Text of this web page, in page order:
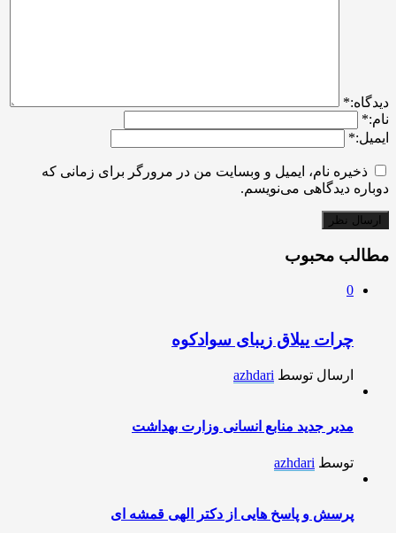
ديدگاه:*
نام:*
ایمیل:*
ذخیره نام، ایمیل و وبسایت من در مرورگر برای زمانی که
دوباره دیدگاهی می‌نویسم.
مطالب محبوب
0
چرات ییلاق زیبای سوادکوه
ارسال توسط azhdari
مدیر جدید منابع انسانی وزارت بهداشت
توسط azhdari
پرسش و پاسخ هایی از دکتر الهی قمشه ای